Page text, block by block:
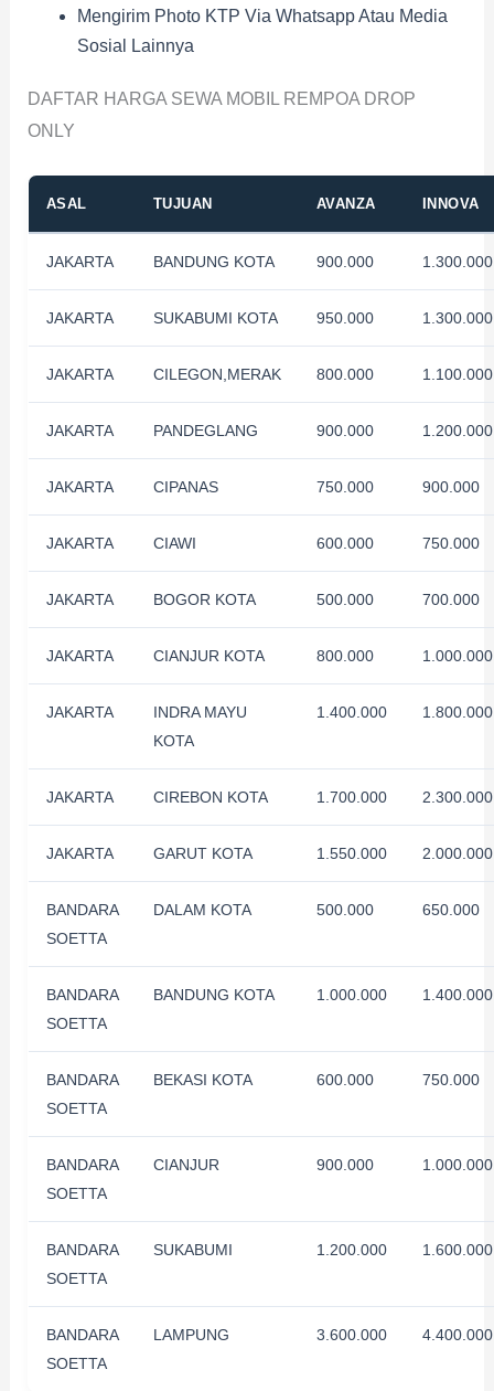
Mengirim Photo KTP Via Whatsapp Atau Media
Sosial Lainnya
DAFTAR HARGA SEWA MOBIL REMPOA DROP
ONLY
ASAL TUJUAN AVANZA INNOVA
JAKARTA BANDUNG KOTA 900.000 1.300.000
JAKARTA SUKABUMI KOTA 950.000 1.300.000
JAKARTA CILEGON,MERAK 800.000 1.100.000
JAKARTA PANDEGLANG 900.000 1.200.000
JAKARTA CIPANAS 750.000 900.000
JAKARTA CIAWI 600.000 750.000
JAKARTA BOGOR KOTA 500.000 700.000
JAKARTA CIANJUR KOTA 800.000 1.000.000
JAKARTA
INDRA MAYU
KOTA
1.400.000 1.800.000
JAKARTA CIREBON KOTA 1.700.000 2.300.000
JAKARTA GARUT KOTA 1.550.000 2.000.000
BANDARA
SOETTA
DALAM KOTA 500.000 650.000
BANDARA
SOETTA
BANDUNG KOTA 1.000.000 1.400.000
BANDARA
SOETTA
BEKASI KOTA 600.000 750.000
BANDARA
SOETTA
CIANJUR 900.000 1.000.000
BANDARA
SOETTA
SUKABUMI 1.200.000 1.600.000
BANDARA
SOETTA
LAMPUNG 3.600.000 4.400.000